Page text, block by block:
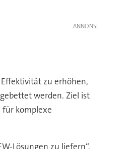
zu erhöhen,
werden. Ziel ist
für komplexe
Lösungen zu liefern“,